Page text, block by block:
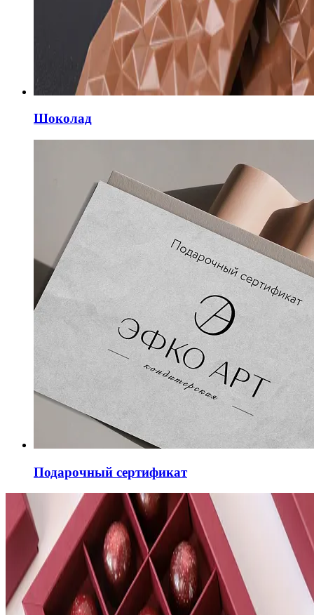
Шоколад
Подарочный сертификат